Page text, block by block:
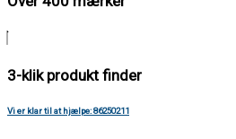
3-klik produkt finder
Vi er klar til at hjælpe: 86250211